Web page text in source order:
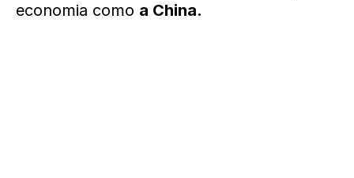
economia como a China.